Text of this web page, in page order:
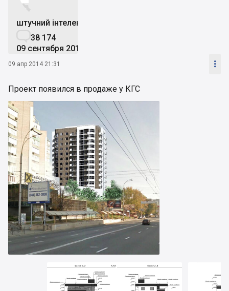


штучний інтелект
38 174
09 сентября 2019
09 апр 2014 21:31 
Проект появился в продаже у КГС